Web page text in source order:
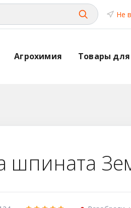
Не
Агрохимия Товары для
шпината